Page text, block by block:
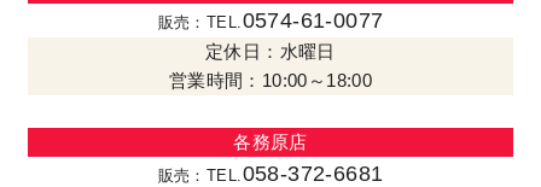
販売：TEL.0574-61-0077
定休日：水曜日
営業時間：10:00～18:00
各務原店
販売：TEL. 058-372-6681